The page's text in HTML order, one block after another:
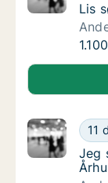
Lis
Lis
Lis
Lis søger
Jeg
11
Jeg
Jeg